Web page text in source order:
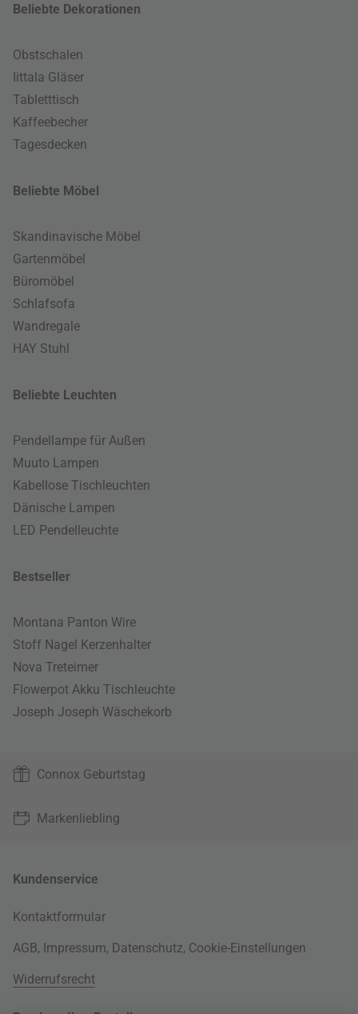
Beliebte Dekorationen
Obstschalen
Iittala Gläser
Tabletttisch
Kaffeebecher
Tagesdecken
Beliebte Möbel
Skandinavische Möbel
Gartenmöbel
Büromöbel
Schlafsofa
Wandregale
HAY Stuhl
Beliebte Leuchten
Pendellampe für Außen
Muuto Lampen
Kabellose Tischleuchten
Dänische Lampen
LED Pendelleuchte
Bestseller
Montana Panton Wire
Stoff Nagel Kerzenhalter
Nova Treteimer
Flowerpot Akku Tischleuchte
Joseph Joseph Wäschekorb
Connox Geburtstag
Markenliebling
Kundenservice
Kontaktformular
AGB, Impressum, Datenschutz, Cookie-Einstellungen
Widerrufsrecht